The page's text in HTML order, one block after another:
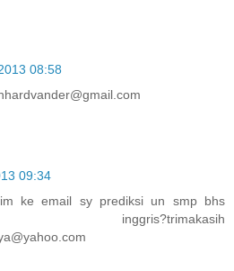
08:58
09:34
ke email sy prediksi un smp bhs
inggris?trimakasih